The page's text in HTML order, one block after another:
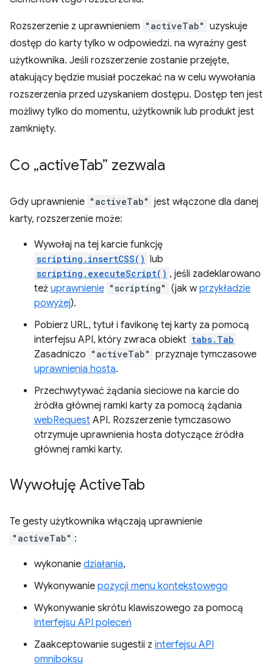
Rozszerzenie z uprawnieniem "activeTab" uzyskuje
dostęp do karty tylko w odpowiedzi. na wyraźny gest
użytkownika. Jeśli rozszerzenie zostanie przejęte,
atakujący będzie musiał poczekać na w celu wywołania
rozszerzenia przed uzyskaniem dostępu. Dostęp ten jest
możliwy tylko do momentu, użytkownik lub produkt jest
zamknięty.
Co „activeTab” zezwala
Gdy uprawnienie "activeTab" jest włączone dla danej
karty, rozszerzenie może:
Wywołaj na tej karcie funkcję
scripting.insertCSS() lub
scripting.executeScript() , jeśli zadeklarowano
też uprawnienie "scripting" (jak wprzykładzie
powyżej).
Pobierz URL, tytuł i favikonę tej karty za pomocą
interfejsu API, który zwraca obiekt tabs.Tab
Zasadniczo "activeTab" przyznaje tymczasowe
uprawnienia hosta.
Przechwytywać żądania sieciowe na karcie do
źródła głównej ramki karty za pomocą żądania
webRequest API. Rozszerzenie tymczasowo
otrzymuje uprawnienia hosta dotyczące źródła
głównej ramki karty.
Wywołuję ActiveTab
Te gesty użytkownika włączają uprawnienie
"activeTab" :
wykonanie działania,
Wykonywanie pozycji menu kontekstowego
Wykonywanie skrótu klawiszowego za pomocą
interfejsu API poleceń
Zaakceptowanie sugestii z interfejsu API
omniboksu